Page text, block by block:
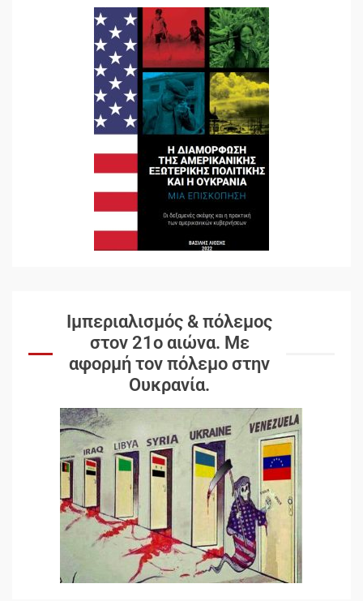
Ιμπεριαλισμός & πόλεμος
στον 21ο αιώνα. Mε
αφορμή τον πόλεμο στην
Ουκρανία.